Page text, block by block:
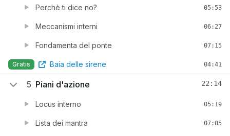
Perchè ti dice no? 05:53
Meccanismi interni 06:27
Fondamenta del ponte 07:15
Gratis Baia delle sirene 04:41
5 Piani d'azione 22:14
Locus interno 05:19
Lista dei mantra 07:05